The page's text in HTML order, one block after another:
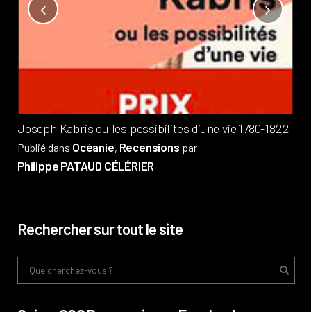
Joseph Kabris ou les possibilités d’une vie 1780-1822
Publié dans Océanie, Recensions par
Philippe PATAUD CÉLÉRIER
Rechercher sur tout le site